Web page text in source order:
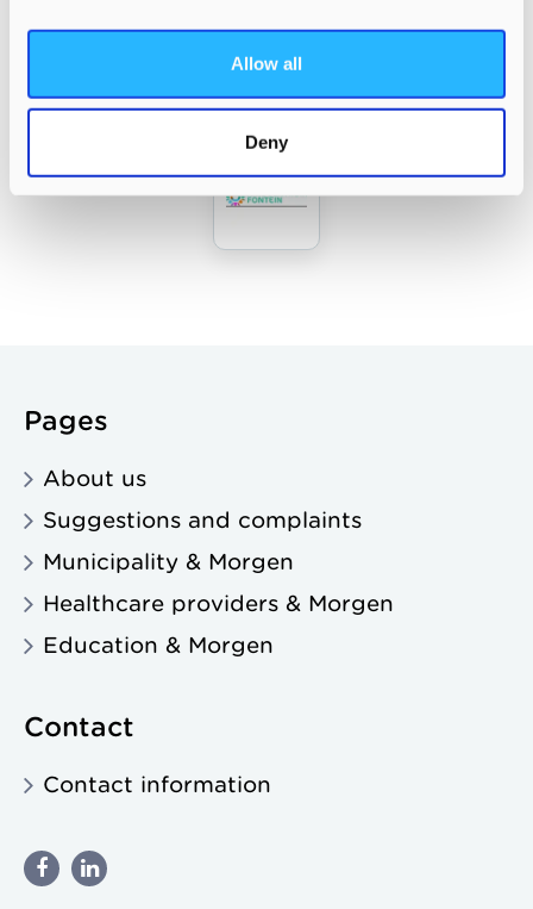
Allow all
Deny
Pages
About us
Suggestions and complaints
Municipality & Morgen
Healthcare providers & Morgen
Education & Morgen
Contact
Contact information